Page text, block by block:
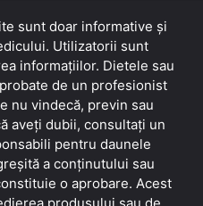
sunt doar informative și
Utilizatorii sunt
informațiilor. Dietele sau
de un profesionist
nu vindecă, previn sau
aveți dubii, consultați un
pentru daunele
a conținutului sau
o aprobare. Acest